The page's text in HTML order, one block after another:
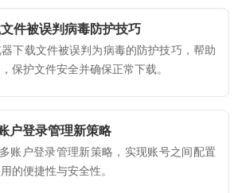
件被误判病毒防护技巧
下载文件被误判为病毒的防护技巧，帮助
保护文件安全并确保正常下载。
户登录管理新策略
账户登录管理新策略，实现账号之间配置
的便捷性与安全性。